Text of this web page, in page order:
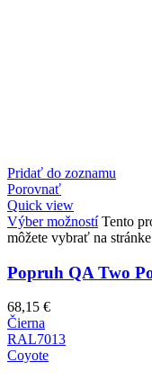
Pridať do zoznamu
Porovnať
Quick view
Výber možností Tento
môžete vybrať na
Popruh QA Two
68,15 €
Čierna
RAL7013
Coyote